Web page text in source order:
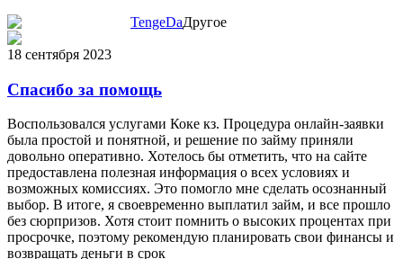
TengeDaДругое
18 сентября 2023
Спасибо за помощь
Воспользовался услугами Коке кз. Процедура онлайн-заявки
была простой и понятной, и решение по займу приняли
довольно оперативно. Хотелось бы отметить, что на сайте
предоставлена полезная информация о всех условиях и
возможных комиссиях. Это помогло мне сделать осознанный
выбор. В итоге, я своевременно выплатил займ, и все прошло
без сюрпризов. Хотя стоит помнить о высоких процентах при
просрочке, поэтому рекомендую планировать свои финансы и
возвращать деньги в срок